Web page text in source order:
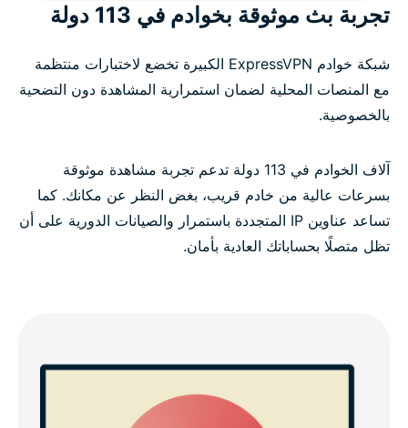
تجربة بث موثوقة بخوادم في 113 دولة
شبكة خوادم ExpressVPN الكبيرة تخضع لاختبارات منتظمة
مع المنصات المحلية لضمان استمرارية المشاهدة دون التضحية
بالخصوصية.
آلاف الخوادم في 113 دولة تدعم تجربة مشاهدة موثوقة
بسرعات عالية من خادم قريب، بغض النظر عن مكانك. كما
تساعد عناوين IP المتجددة باستمرار والصيانات الدورية على أن
تظل متصلًا بحساباتك العادية بأمان.